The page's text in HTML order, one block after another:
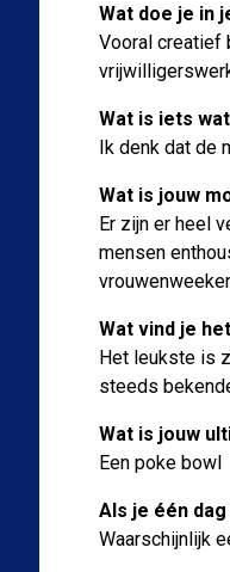
Wat doe je in
Vooral creatief
Wat is iets
Ik denk dat de
Wat is jouw
Er zijn er heel
mensen
Wat vind je
Het leukste is
steeds
Wat is jouw
Een poke bowl
Als je één
Waarschijnlijk